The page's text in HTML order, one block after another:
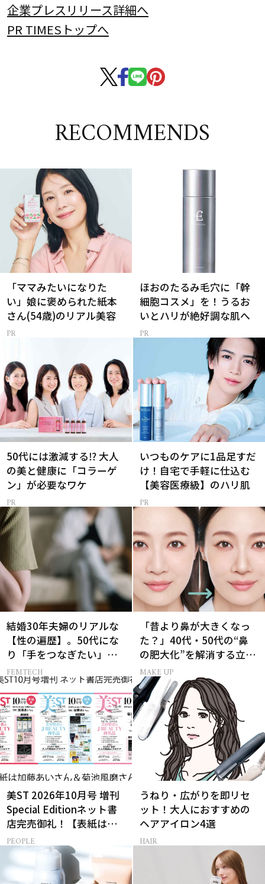
企業プレスリリース詳細へ
PR TIMESトップへ
RECOMMENDS
「ママみたいになりた
い」娘に褒められた紙本
さん(54歳)のリアル美容
ほおのたるみ毛穴に「幹
細胞コスメ」を！うるお
いとハリが絶好調な肌へ
50代には激減する⁉ 大人
の美と健康に「コラーゲ
ン」が必要なワケ
いつものケアに1品足すだ
け！自宅で手軽に仕込む
【美容医療級】のハリ肌
結婚30年夫婦のリアルな
【性の遍歴】。50代にな
り「手をつなぎたい」と
願う理由とは
FEMTECH
「昔より鼻が大きくなっ
た？」40代・50代の“鼻
の肥大化”を解消する立体
小鼻メイク
MAKE UP
美ST 2026年10月号 増刊
Special Editionネット書
店完売御礼！【表紙は加
藤あいさん＆菊池風磨さ
ん】
PEOPLE
うねり・広がりを即リセ
ット！大人におすすめの
ヘアアイロン4選
HAIR